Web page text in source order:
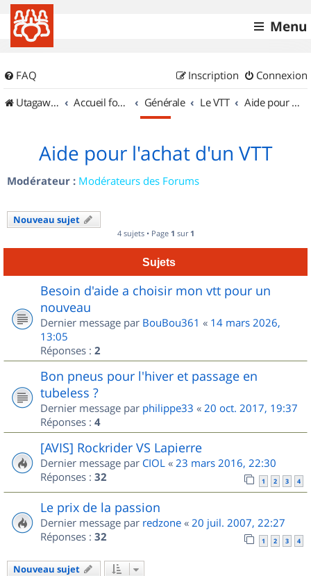
Menu
FAQ Connexion
Inscription
UtagawaVTT (Randos VTT et VTTAE avec traces GPS)
Accueil forum Générale Le VTT Aide pour l'achat d'un VTT
Aide pour l'achat d'un VTT
Modérateur : Modérateurs des Forums
Nouveau sujet
4 sujets • Page 1 sur 1
Sujets
Besoin d'aide a choisir mon vtt pour un
nouveau
Dernier message par BouBou361 « 14 mars 2026,
13:05
Réponses : 2
Bon pneus pour l'hiver et passage en
tubeless ?
Dernier message par philippe33 « 20 oct. 2017, 19:37
Réponses : 4
[AVIS] Rockrider VS Lapierre
Dernier message par CIOL « 23 mars 2016, 22:30
Réponses : 32 1 2 3 4
Le prix de la passion
Dernier message par redzone « 20 juil. 2007, 22:27
Réponses : 32 1 2 3 4
Nouveau sujet